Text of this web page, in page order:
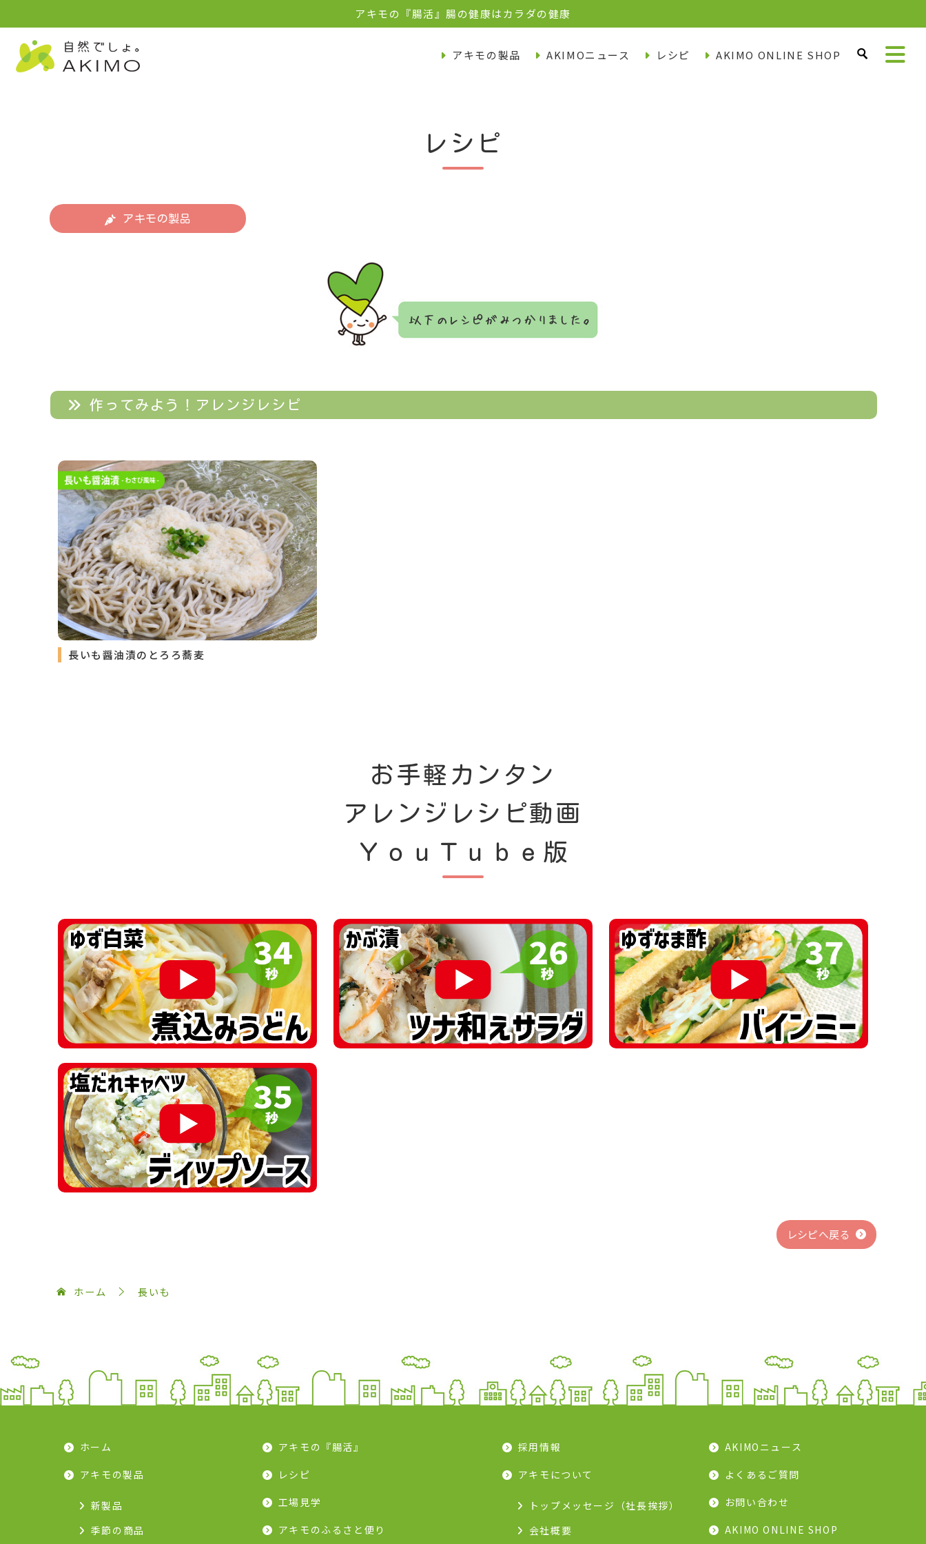
アキモの『腸活』腸の健康はカラダの健康
アキモの製品 AKIMOニュース レシピ AKIMO ONLINE SHOP
レシピ
アキモの製品
作ってみよう！アレンジレシピ
長いも醤油漬のとろろ蕎麦
お手軽カンタン
アレンジレシピ動画
ＹｏｕＴｕｂｅ版
レシピへ戻る
ホーム 長いも
ホーム
アキモの製品
新製品
季節の商品
アキモの『腸活』
レシピ
工場見学
アキモのふるさと便り
採用情報
アキモについて
トップメッセージ（社長挨拶）
会社概要
AKIMOニュース
よくあるご質問
お問い合わせ
AKIMO ONLINE SHOP